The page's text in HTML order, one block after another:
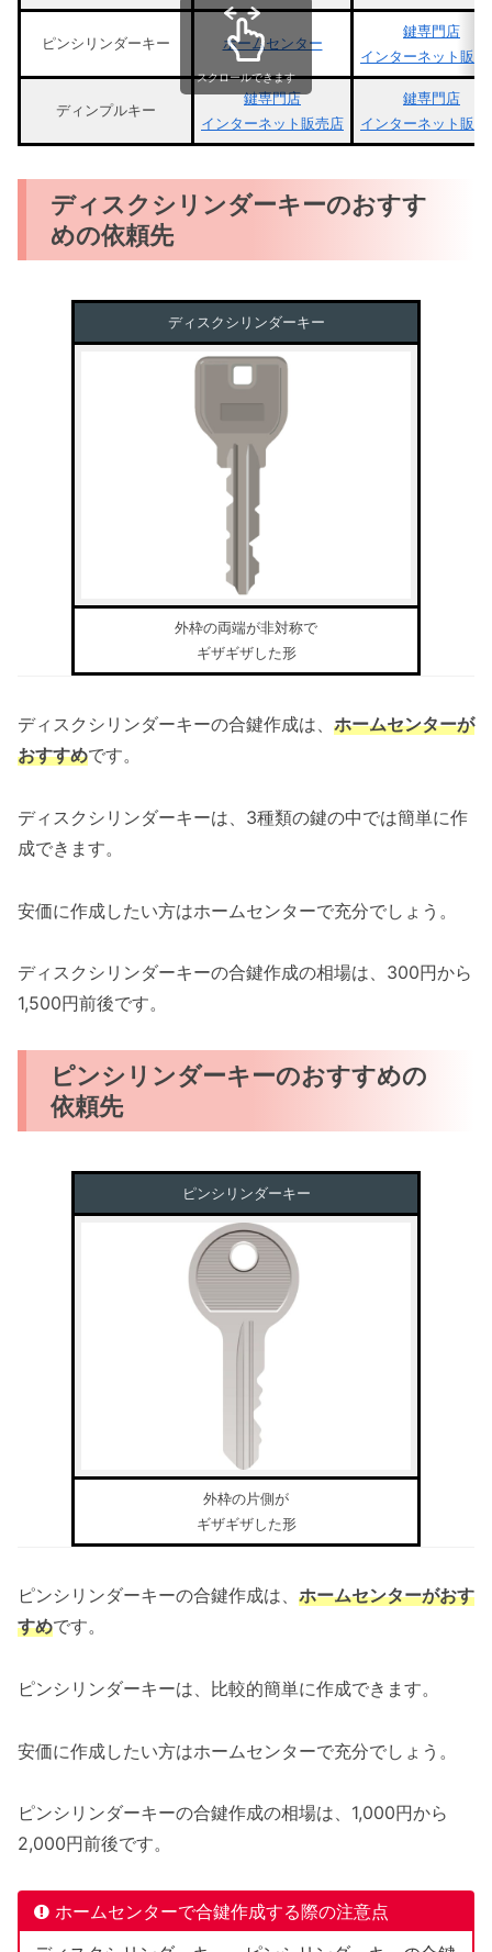
ピンシリンダーキー ホームセンター
鍵専門店
インターネット販売
ディンプルキー
鍵専門店
インターネット販売店
鍵専門店
インターネット販売
スクロールできます
ディスクシリンダーキーのおすす
めの依頼先
ディスクシリンダーキー
外枠の両端が非対称で
ギザギザした形
ディスクシリンダーキーの合鍵作成は、 ホームセンターが
おすすめです。
ディスクシリンダーキーは、3種類の鍵の中では簡単に作
成できます。
安価に作成したい方はホームセンターで充分でしょう。
ディスクシリンダーキーの合鍵作成の相場は、300円から
1,500円前後です。
ピンシリンダーキーのおすすめの
依頼先
ピンシリンダーキー
外枠の片側が
ギザギザした形
ピンシリンダーキーの合鍵作成は、 ホームセンターがおす
すめです。
ピンシリンダーキーは、比較的簡単に作成できます。
安価に作成したい方はホームセンターで充分でしょう。
ピンシリンダーキーの合鍵作成の相場は、1,000円から
2,000円前後です。
ホームセンターで合鍵作成する際の注意点